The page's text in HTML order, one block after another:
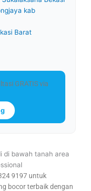
kab
Barat
GRATIS via
di bawah tanah area
9197 untuk
bocor terbaik dengan